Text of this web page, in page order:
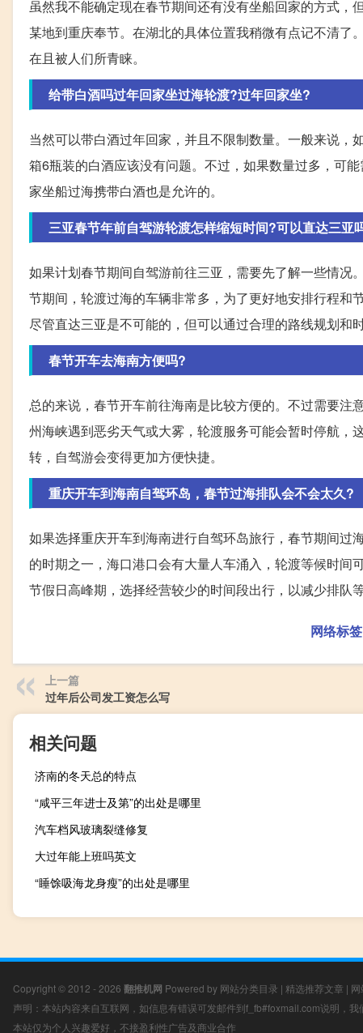
虽然我不能确定现在春节期间还有没有坐船回家的方式
某地到重庆奉节。在湖北的具体位置我稍微有点记不清
在且被人们所青睐。
给带白酒吗过年回家坐过海轮渡?过年回家坐?
当然可以带白酒过年回家，并且不限制数量。一般来说
箱6瓶装的白酒应该没有问题。不过，如果数量过多，可
家坐船过海携带白酒也是允许的。
三亚春节年前自驾游轮渡怎样缩短时间?可以直达三亚
如果计划春节期间自驾游前往三亚，需要先了解一些情
节期间，轮渡过海的车辆非常多，为了更好地安排行程和
尽管直达三亚是不可能的，但可以通过合理的路线规划和
春节开车去海南方便吗?
总的来说，春节开车前往海南是比较方便的。不过需要
州海峡遇到恶劣天气或大雾，轮渡服务可能会暂时停航
转，自驾游会变得更加方便快捷。
重庆开车到海南自驾环岛，春节过海排队会不会太久?
如果选择重庆开车到海南进行自驾环岛旅行，春节期间过
的时期之一，海口港口会有大量人车涌入，轮渡等候时
节假日高峰期，选择经营较少的时间段出行，以减少排队等
网络标签
上一篇
过年后公司发工资怎么写
相关问题
济南的冬天总的特点
“咸平三年进士及第”的出处是哪里
汽车档风玻璃裂缝修复
大过年能上班吗英文
“睡馀吸海龙身瘦”的出处是哪里
Copyright © 2012 - 2026 翻推机网 Powered by 网站分类目录 | 精选推荐文章 |
声明：本站内容来自互联网，如信息有错误可发邮件到f_fb#foxmail.com说明，我
本站仅为个人兴趣爱好，不接盈利性广告及商业合作